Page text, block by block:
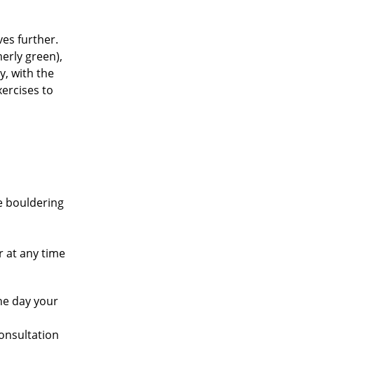
further.
green),
with the
to
bouldering
at any time
day your